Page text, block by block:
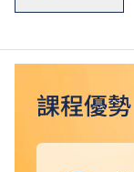
式訓練餐廳、多
更提供就業轉介
課程獲本地及海
款待業機構，例
團及食肆、私人
課程優勢